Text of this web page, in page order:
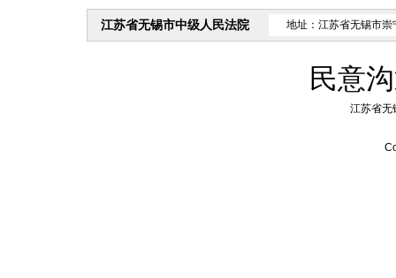
江苏省无锡市中级人民法院 地址：江苏省无锡市崇
民意
江苏省无